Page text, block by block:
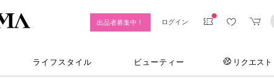
出品者募集中！ ログイン
ライフスタイル ビューティー リクエスト